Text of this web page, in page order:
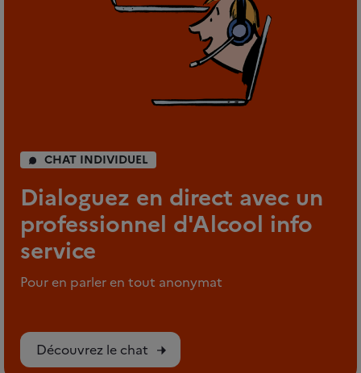
CHAT INDIVIDUEL
Dialoguez en direct avec un
professionnel d'Alcool info
service
Pour en parler en tout anonymat
Découvrez le chat